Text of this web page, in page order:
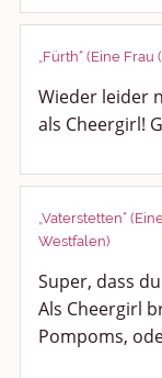
„Fürth“ (Eine Frau
Wieder leider
als Cheergirl!
„Vaterstetten“
Westfalen)
Super, dass
Als Cheergirl
Pompoms,